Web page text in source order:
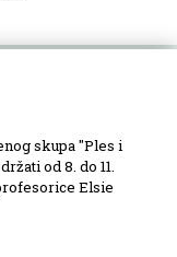
skupa "Ples i
od 8. do 11.
Elsie